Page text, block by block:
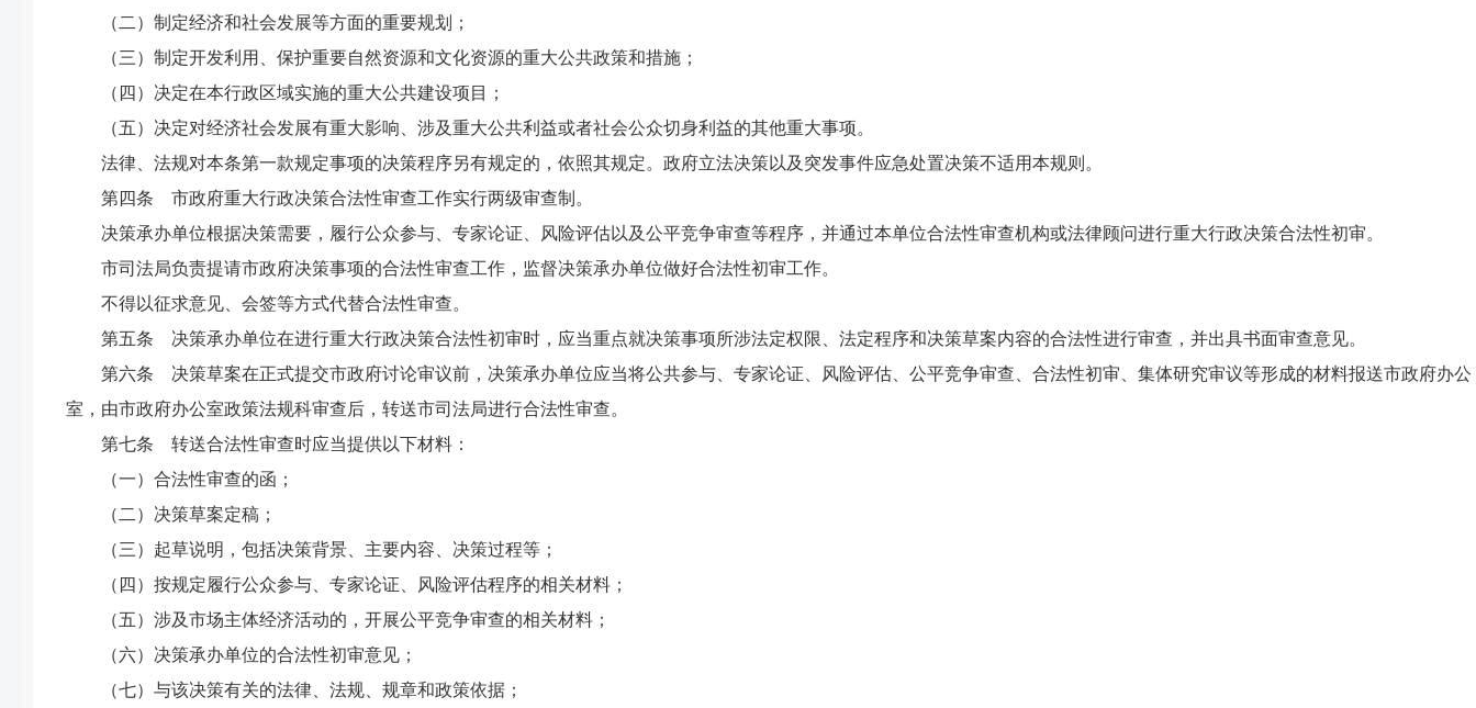
（二）制定经济和社会发展等方面的重要规划；
（三）制定开发利用、保护重要自然资源和文化资源的重大公共政策和措施；
（四）决定在本行政区域实施的重大公共建设项目；
（五）决定对经济社会发展有重大影响、涉及重大公共利益或者社会公众切身利益的其他重大事项。
法律、法规对本条第一款规定事项的决策程序另有规定的，依照其规定。政府立法决策以及突发事件应急处置决策不适用本规则。
第四条 市政府重大行政决策合法性审查工作实行两级审查制。
决策承办单位根据决策需要，履行公众参与、专家论证、风险评估以及公平竞争审查等程序，并通过本单位合法性审查机构或法律顾问进行重大行政决策合法性初审。
市司法局负责提请市政府决策事项的合法性审查工作，监督决策承办单位做好合法性初审工作。
不得以征求意见、会签等方式代替合法性审查。
第五条 决策承办单位在进行重大行政决策合法性初审时，应当重点就决策事项所涉法定权限、法定程序和决策草案内容的合法性进行审查，并出具书面审查意见。
第六条 决策草案在正式提交市政府讨论审议前，决策承办单位应当将公共参与、专家论证、风险评估、公平竞争审查、合法性初审、集体研究审议等形成的材料报送市政府办公
室，由市政府办公室政策法规科审查后，转送市司法局进行合法性审查。
第七条 转送合法性审查时应当提供以下材料：
（一）合法性审查的函；
（二）决策草案定稿；
（三）起草说明，包括决策背景、主要内容、决策过程等；
（四）按规定履行公众参与、专家论证、风险评估程序的相关材料；
（五）涉及市场主体经济活动的，开展公平竞争审查的相关材料；
（六）决策承办单位的合法性初审意见；
（七）与该决策有关的法律、法规、规章和政策依据；